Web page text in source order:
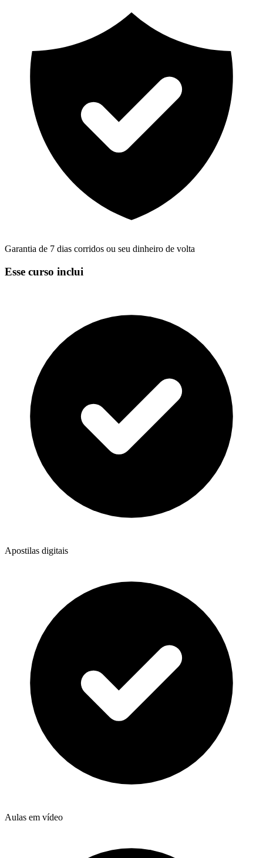
Garantia de 7 dias corridos ou seu dinheiro de volta
Esse curso inclui
Apostilas digitais
Aulas em vídeo